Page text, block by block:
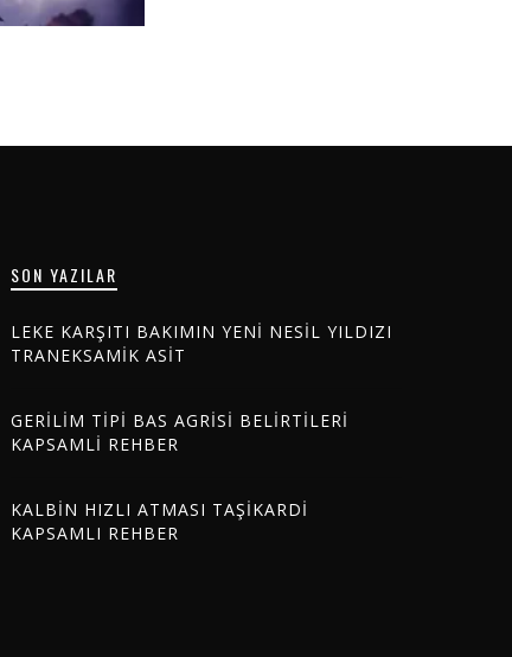
SON YAZILAR
LEKE KARŞITI BAKIMIN YENI NESIL YILDIZI
TRANEKSAMIK ASIT
GERILIM TIPI BAS AGRISI BELIRTILERI
KAPSAMLI REHBER
KALBIN HIZLI ATMASI TAŞIKARDI
KAPSAMLI REHBER